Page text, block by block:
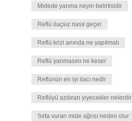
Midede yanma neyin belirtisidir
Reflü ilaçsız nasıl geçer
Reflü krizi anında ne yapılmalı
Reflü yanmasını ne keser
Reflünün en iyi ilacı nedir
Reflüyü azdıran yiyecekler nelerdir
Sırta vuran mide ağrısı neden olur